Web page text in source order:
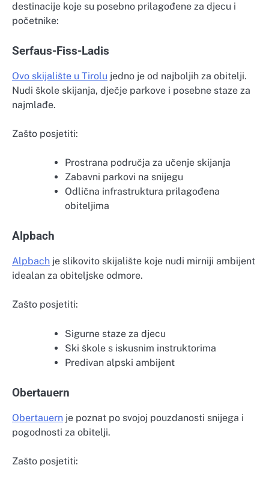
destinacije koje su posebno prilagođene za djecu i
početnike:
Serfaus-Fiss-Ladis
Ovo skijalište u Tirolu jedno je od najboljih za obitelji.
Nudi škole skijanja, dječje parkove i posebne staze za
najmlađe.
Zašto posjetiti:
Prostrana područja za učenje skijanja
Zabavni parkovi na snijegu
Odlična infrastruktura prilagođena
obiteljima
Alpbach
Alpbach je slikovito skijalište koje nudi mirniji ambijent
idealan za obiteljske odmore.
Zašto posjetiti:
Sigurne staze za djecu
Ski škole s iskusnim instruktorima
Predivan alpski ambijent
Obertauern
Obertauern je poznat po svojoj pouzdanosti snijega i
pogodnosti za obitelji.
Zašto posjetiti: